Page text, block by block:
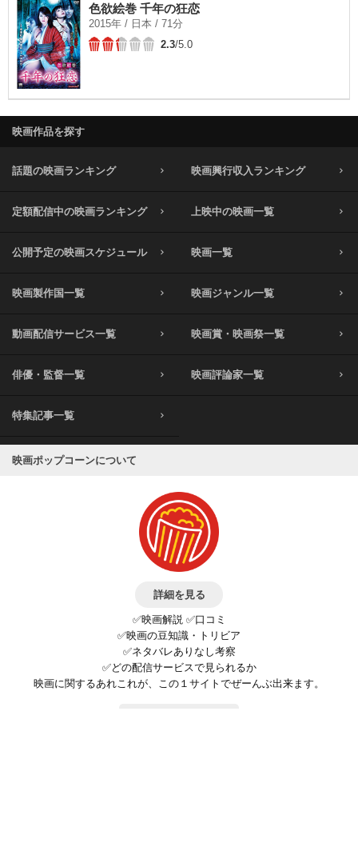
色欲絵巻 千年の狂恋
2015年 / 日本 / 71分
2.3/5.0
映画作品を探す
話題の映画ランキング 映画興行収入ランキング
定額配信中の映画ランキング 上映中の映画一覧
公開予定の映画スケジュール 映画一覧
映画製作国一覧 映画ジャンル一覧
動画配信サービス一覧 映画賞・映画祭一覧
俳優・監督一覧 映画評論家一覧
特集記事一覧
映画ポップコーンについて
詳細を見る
✅映画解説 ✅口コミ
✅映画の豆知識・トリビア
✅ネタバレありなし考察
✅どの配信サービスで見られるか
映画に関するあれこれが、この１サイトでぜーんぶ出来ます。